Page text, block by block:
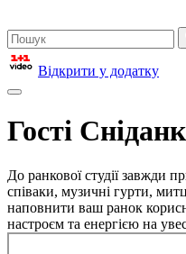
Відкрити у додатку
Гості
До ранкової студії завжди
співаки, музичні гурти,
наповнити ваш ранок
настроєм та енергією на